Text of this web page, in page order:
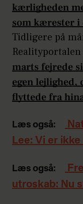
kærligheden
som kærester
Tidligere på
marts fejrede
egen lejlighed,
flyttede fra
Læs også:
Lee: Vi er
Læs også:
utroskab: Nu